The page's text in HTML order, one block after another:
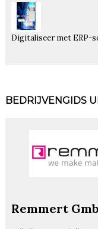
Digitaliseer met ERP-
BEDRIJVENGIDS
Remmert